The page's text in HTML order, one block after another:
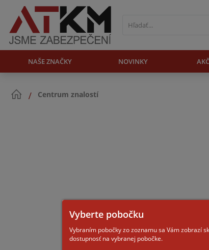
NAŠE ZNAČKY NOVINKY
Centrum znalostí
Vyberte pobočku
Vybraním pobočky zo zoznamu sa Vám zobrazí
dostupnosť na vybranej pobočke.